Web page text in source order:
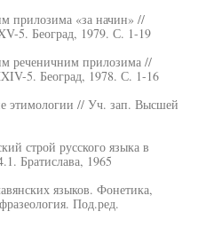
прилозима «за начин» //
5. Београд, 1979. С. 1-19
реченичним прилозима //
5. Београд, 1978. С. 1-16
этимологии // Уч. зап. Высшей
строй русского языка в
Братислава, 1965
языков. Фонетика,
Под.ред.